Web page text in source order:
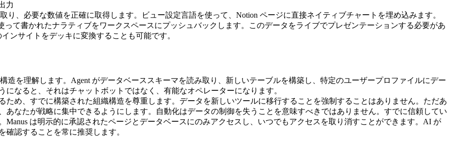
り、必要な数値を正確に取得します。ビュー設定言語を使って、Notion ページに直接ネイティブチャートを埋め込みます。
って書かれたナラティブをワークスペースにプッシュバックします。このデータをライブでプレゼンテーションする必要があ
ンサイトをデッキに変換することも可能です。
造を理解します。Agent がデータベーススキーマを読み取り、新しいテーブルを構築し、特定のユーザープロファイルにデー
なると、それはチャットボットではなく、有能なオペレーターになります。
ため、すでに構築された組織構造を尊重します。データを新しいツールに移行することを強制することはありません。ただあ
あなたが戦略に集中できるようにします。自動化はデータの制御を失うことを意味すべきではありません。すでに信頼してい
は明示的に承認されたページとデータベースにのみアクセスし、いつでもアクセスを取り消すことができます。AI が
認することを常に推奨します。